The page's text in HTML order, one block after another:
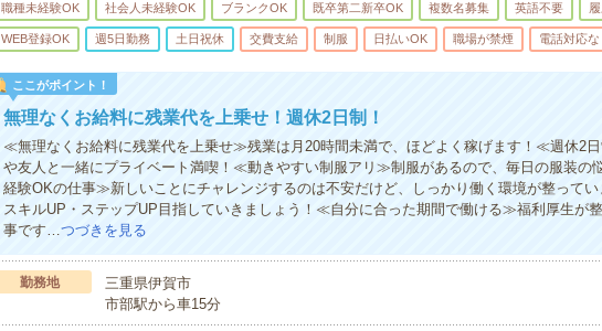
職種未経験OK 社会人未経験OK ブランクOK 既卒第二新卒OK 複数名募集 英語不要
WEB登録OK 週5日勤務 土日祝休 交費支給 制服 日払いOK 職場が禁煙 電話対応な
ここがポイント！
無理なくお給料に残業代を上乗せ！週休2日制！
≪無理なくお給料に残業代を上乗せ≫残業は月20時間未満で、ほどよく稼げます！≪週休2
や友人と一緒にプライベート満喫！≪動きやすい制服アリ≫制服があるので、毎日の服装の
経験OKの仕事≫新しいことにチャレンジするのは不安だけど、しっかり働く環境が整って
スキルUP・ステップUP目指していきましょう！≪自分に合った期間で働ける≫福利厚生が
事です…つづきを見る
勤務地
三重県伊賀市
市部駅から車15分